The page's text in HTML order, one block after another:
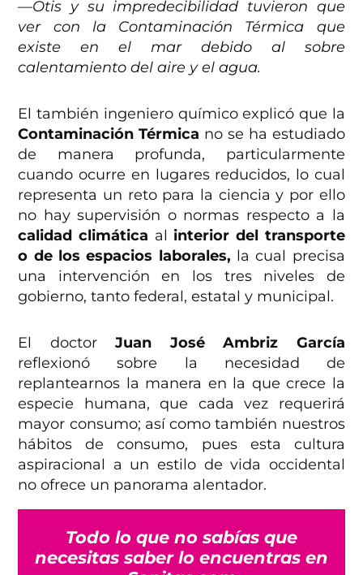
—Otis y su impredecibilidad tuvieron que
ver con la Contaminación Térmica que
existe en el mar debido al sobre
calentamiento del aire y el agua.
El también ingeniero químico explicó que la
Contaminación Térmica no se ha estudiado
de manera profunda, particularmente
cuando ocurre en lugares reducidos, lo cual
representa un reto para la ciencia y por ello
no hay supervisión o normas respecto a la
calidad climática al interior del transporte
o de los espacios laborales, la cual precisa
una intervención en los tres niveles de
gobierno, tanto federal, estatal y municipal.
El doctorJuan José Ambriz García
reflexionó sobre la necesidad de
replantearnos la manera en la que crece la
especie humana, que cada vez requerirá
mayor consumo; así como también nuestros
hábitos de consumo, pues esta cultura
aspiracional a un estilo de vida occidental
no ofrece un panorama alentador.
Todo lo que no sabías que
necesitas saber lo encuentras en